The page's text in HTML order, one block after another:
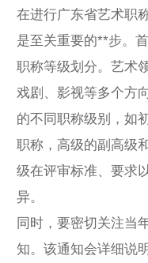
在进行广东省艺术职
是至关重要的**步。
职称等级划分。艺术
戏剧、影视等多个方
的不同职称级别，如
职称，高级的副高级
级在评审标准、要求
异。
同时，要密切关注当
知。该通知会详细说